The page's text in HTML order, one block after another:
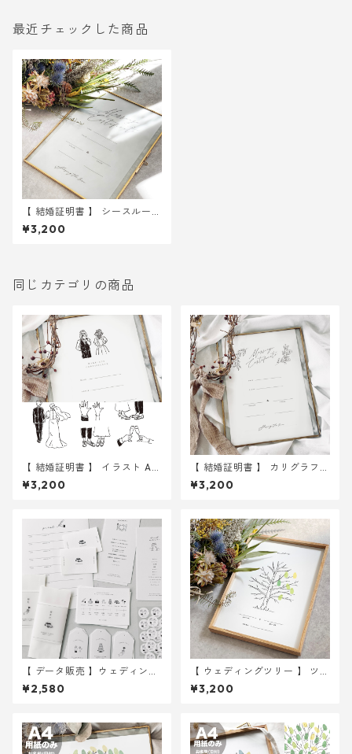
最近チェックした商品
【 結婚証明書 】 シースルー A
4 用紙のみ 選べる2種 ｜ 結婚
式 ウェディング
¥3,200
同じカテゴリの商品
【 結婚証明書 】 イラスト A4
用紙のみ 選べる12種 ｜ 結婚
式 ウェディング
¥3,200
【 結婚証明書 】 カリグラフィ
ーA4 用紙のみ 選べる10種 ｜
結婚式 ウェディング
¥3,200
【 データ販売 】ウェディング
イラスト 10点
¥2,580
【 ウェディングツリー 】 ツリ
ー A4サイズ 用紙のみ ｜ 結婚
式 ウェディング
¥3,200